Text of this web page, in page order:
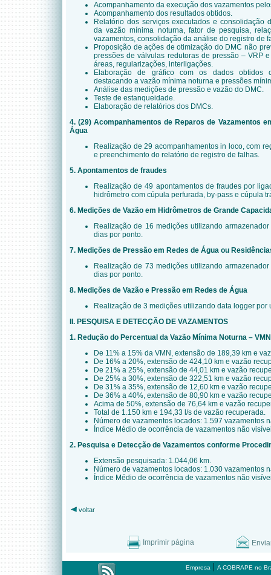
Acompanhamento da execução dos vazamentos
Acompanhamento dos resultados obtidos.
Relatório dos serviços executados e consolidação
da vazão mínima noturna, fator de pesquisa,
vazamentos, consolidação da análise do registro de
Proposição de ações de otimização do DMC não
pressões de válvulas redutoras de pressão – VRP
áreas, regularizações, interligações.
Elaboração de gráfico com os dados obtidos
destacando a vazão mínima noturna e pressões
Análise das medições de pressão e vazão do DMC.
Teste de estanqueidade.
Elaboração de relatórios dos DMCs.
4. (29) Acompanhamentos de Reparos de Vazamentos
Água
Realização de 29 acompanhamentos in loco, com
e preenchimento do relatório de registro de falhas.
5. Apontamentos de fraudes
Realização de 49 apontamentos de fraudes por
hidrômetro com cúpula perfurada, by-pass e cúpula
6. Medições de Vazão em Hidrômetros de Grande
Realização de 16 medições utilizando
dias por ponto.
7. Medições de Pressão em Redes de Água ou
Realização de 73 medições utilizando
dias por ponto.
8. Medições de Vazão e Pressão em Redes de Água
Realização de 3 medições utilizando data logger por
II. PESQUISA E DETECÇÃO DE VAZAMENTOS
1. Redução do Percentual da Vazão Mínima Noturna –
De 11% a 15% da VMN, extensão de 189,39 km e
De 16% a 20%, extensão de 424,10 km e vazão
De 21% a 25%, extensão de 44,01 km e vazão
De 25% a 30%, extensão de 322,51 km e vazão
De 31% a 35%, extensão de 12,60 km e vazão
De 36% a 40%, extensão de 80,90 km e vazão
Acima de 50%, extensão de 76,64 km e vazão
Total de 1.150 km e 194,33 l/s de vazão recuperada.
Número de vazamentos locados: 1.597 vazamentos
Índice Médio de ocorrência de vazamentos não
2. Pesquisa e Detecção de Vazamentos conforme
Extensão pesquisada: 1.044,06 km.
Número de vazamentos locados: 1.030 vazamentos
Índice Médio de ocorrência de vazamentos não
voltar
Imprimir página
Empresa | A COBRAPE no